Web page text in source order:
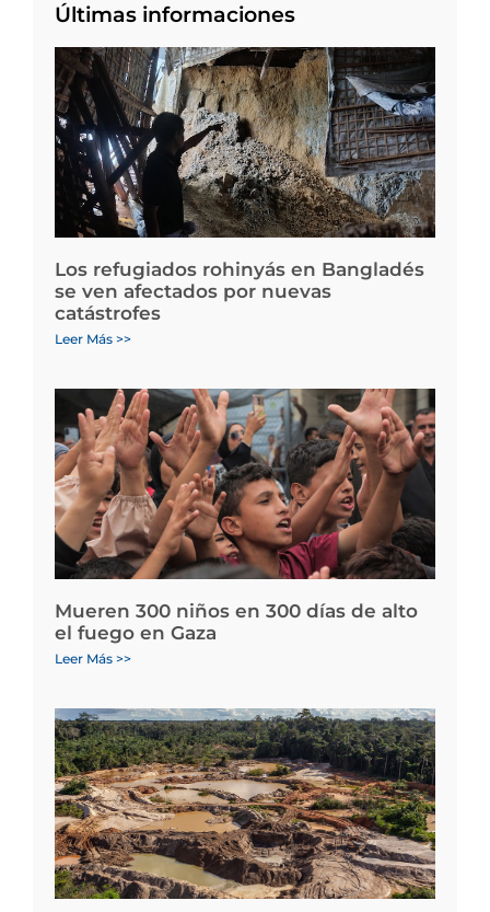
Últimas informaciones
Los refugiados rohinyás en Bangladés
se ven afectados por nuevas
catástrofes
Leer Más >>
Mueren 300 niños en 300 días de alto
el fuego en Gaza
Leer Más >>